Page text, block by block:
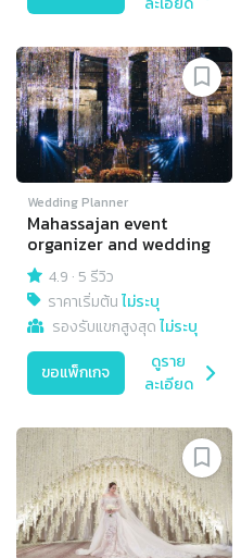
Wedding Planner
Mahassajan event
organizer and wedding
4.9 · 5 รีวิว
ราคาเริ่มต้นไม่ระบุ
รองรับแขกสูงสุดไม่ระบุ
ขอแพ็กเกจ
ดูราย
ละเอียด